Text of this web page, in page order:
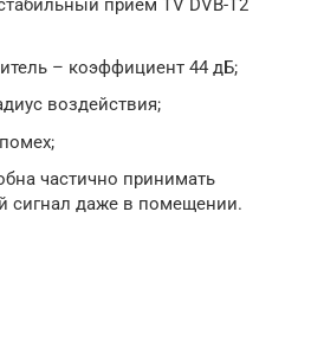
прием TV DVB-T2
– коэффициент 44 дБ;
воздействия;
частично принимать
сигнал даже в помещении.